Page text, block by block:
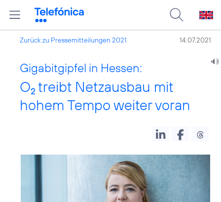
Zurück zu Pressemitteilungen 2021 14.07.2021
Gigabitgipfel in Hessen:
O2 treibt Netzausbau mit
hohem Tempo weiter voran